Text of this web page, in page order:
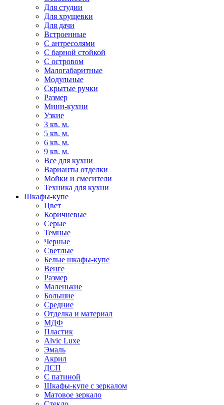
Для студии
Для хрущевки
Для дачи
Встроенные
С антресолями
С барной стойкой
С островом
Малогабаритные
Модульные
Скрытые ручки
Размер
Мини-кухни
Узкие
3 кв. м.
5 кв. м.
6 кв. м.
9 кв. м.
Все для кухни
Варианты отделки
Мойки и смесители
Техника для кухни
Шкафы-купе
Цвет
Коричневые
Серые
Темные
Черные
Светлые
Белые шкафы-купе
Венге
Размер
Маленькие
Большие
Средние
Отделка и материал
МДФ
Пластик
Alvic Luxe
Эмаль
Акрил
ДСП
С патиной
Шкафы-купе с зеркалом
Матовое зеркало